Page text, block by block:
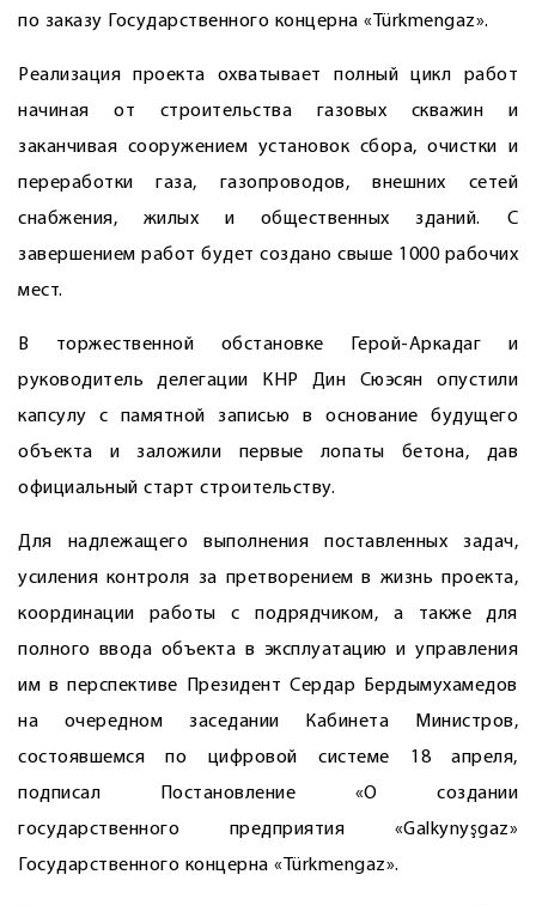
по заказу Государственного концерна «Türkmengaz».
Реализация проекта охватывает полный цикл работ
начиная от строительства газовых скважин и
заканчивая сооружением установок сбора, очистки и
переработки газа, газопроводов, внешних сетей
снабжения, жилых и общественных зданий. С
завершением работ будет создано свыше 1000 рабочих
мест.
В торжественной обстановке Герой-Аркадаг и
руководитель делегации КНР Дин Сюэсян опустили
капсулу с памятной записью в основание будущего
объекта и заложили первые лопаты бетона, дав
официальный старт строительству.
Для надлежащего выполнения поставленных задач,
усиления контроля за претворением в жизнь проекта,
координации работы с подрядчиком, а также для
полного ввода объекта в эксплуатацию и управления
им в перспективе Президент Сердар Бердымухамедов
на очередном заседании Кабинета Минист­ров,
состоявшемся по цифровой системе 18 апреля,
подписал Постановление «О создании
государственного предприятия «Galkynyşgaz»
Государственного концерна «Türkmengaz».